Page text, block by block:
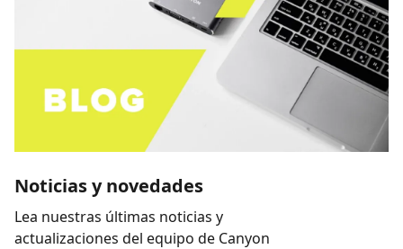
Noticias y novedades
Lea nuestras últimas noticias y
actualizaciones del equipo de Canyon